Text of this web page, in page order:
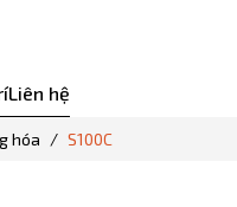
Liên hệ
hóa S100C